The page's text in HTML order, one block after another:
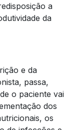
a
da
e da
passa,
o paciente vai
dos
os